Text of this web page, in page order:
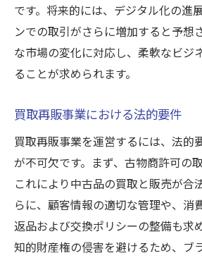
です。将来的には、デジタル化の進
ンでの取引がさらに増加すると予想
な市場の変化に対応し、柔軟なビジ
ることが求められます。
買取再販事業における法的要件
買取再販事業を運営するには、法的
が不可欠です。まず、古物商許可の
これにより中古品の買取と販売が合
らに、顧客情報の適切な管理や、消
返品および交換ポリシーの整備も求
知的財産権の侵害を避けるため、ブ